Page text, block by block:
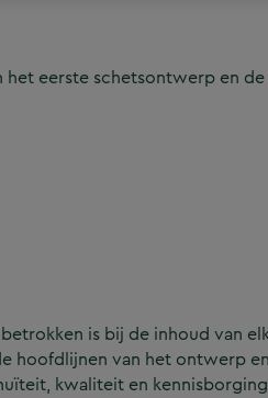
eerste schetsontwerp en
is bij de inhoud van
hoofdlijnen van het ontwerp
kwaliteit en